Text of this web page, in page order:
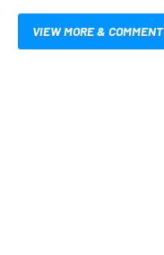
VIEW MORE & COMMENT